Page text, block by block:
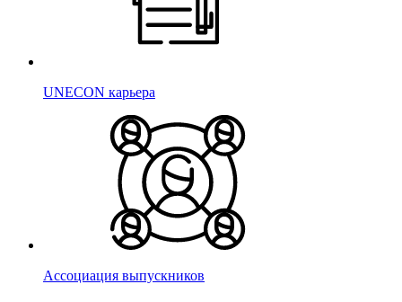
UNECON карьера
Ассоциация выпускников